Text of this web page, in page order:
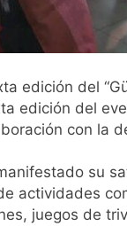
edición del
edición del
con la
su
actividades
juegos de